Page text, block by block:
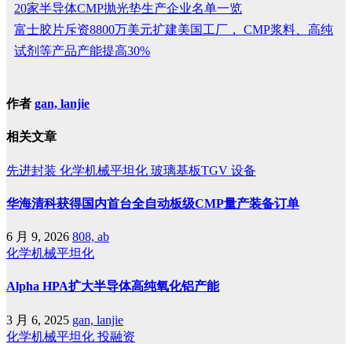
20家半导体CMP抛光垫生产企业名单一览
富士胶片斥资8800万美元扩建美国工厂， CMP浆料、高纯
试剂等产品产能提高30%
作者 gan, lanjie
相关文章
先进封装 化学机械平坦化 玻璃基板TGV 设备
华海清科获得国内首台全自动板级CMP量产装备订单
6 月 9, 2026 808, ab
化学机械平坦化
Alpha HPA扩大半导体高纯氧化铝产能
3 月 6, 2025 gan, lanjie
化学机械平坦化 投融资